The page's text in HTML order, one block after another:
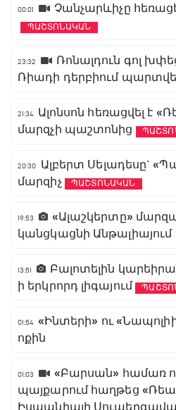
00:01 Չանչարևիչը
ՊԱՇՏՈՆԱԿԱՆ
23:32
Ռոնալդուն գոլ
Ռիադի դերբիում պարտվեց
21:34 Ալոնսոն հեռացվել է
մարզչի պաշտոնից
20:30
Ալբերտ Սելադեսը`
մարզիչ
ՊԱՇՏՈՆԱԿԱՆ
19:53
«Ալաշկերտը»
կանցկացնի Անթալիայում
13:51
Բալոտելին
ի երկրորդ լիգայում
01:54 «Ինտերի» ու
ոքին
01:03
«Բարսան» համառ
պայքարում հաղթեց